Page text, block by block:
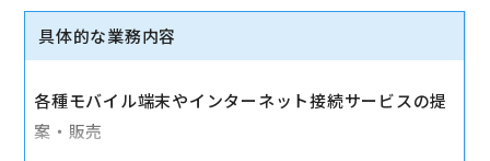
具体的な業務内容
各種モバイル端末やインターネット接続サービスの提
案・販売